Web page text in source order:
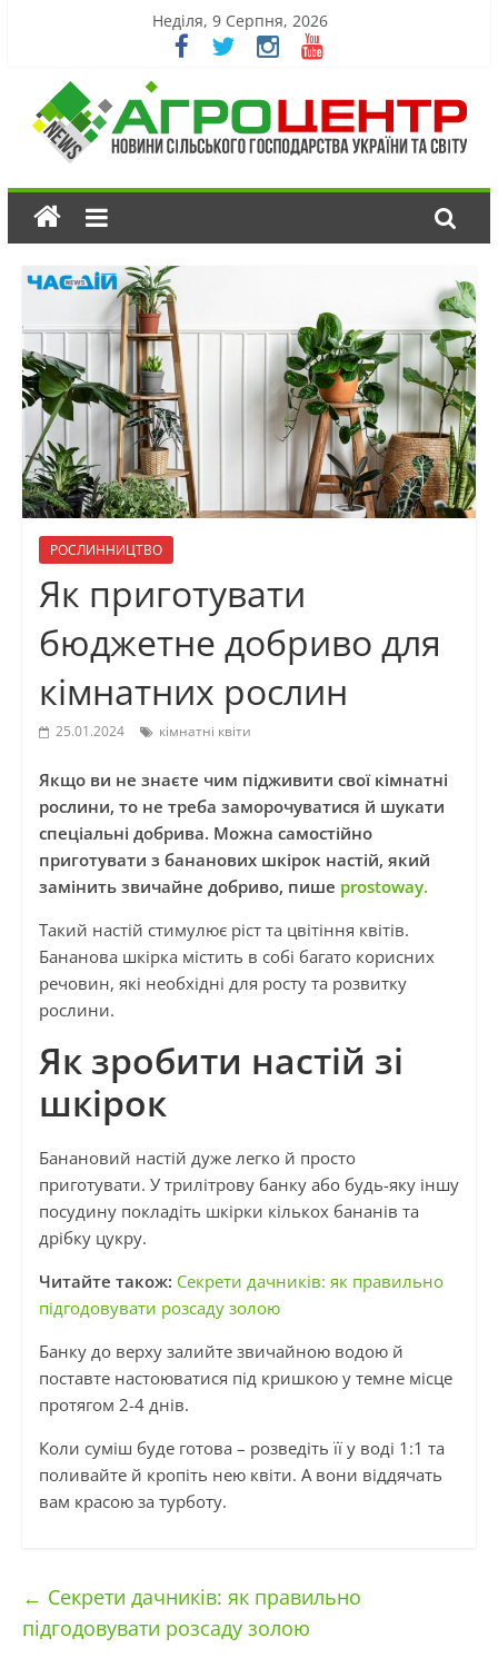
Неділя, 9 Серпня, 2026
РОСЛИННИЦТВО
Як приготувати
бюджетне добриво для
кімнатних рослин
25.01.2024 кімнатні квіти
Якщо ви не знаєте чим підживити свої кімнатні
рослини, то не треба заморочуватися й шукати
спеціальні добрива. Можна самостійно
приготувати з бананових шкірок настій, який
замінить звичайне добриво, пише prostoway.
Такий настій стимулює ріст та цвітіння квітів.
Бананова шкірка містить в собі багато корисних
речовин, які необхідні для росту та розвитку
рослини.
Як зробити настій зі
шкірок
Банановий настій дуже легко й просто
приготувати. У трилітрову банку або будь-яку іншу
посудину покладіть шкірки кількох бананів та
дрібку цукру.
Читайте також: Секрети дачників: як правильно
підгодовувати розсаду золою
Банку до верху залийте звичайною водою й
поставте настоюватися під кришкою у темне місце
протягом 2-4 днів.
Коли суміш буде готова – розведіть її у воді 1:1 та
поливайте й кропіть нею квіти. А вони віддячать
вам красою за турботу.
← Секрети дачників: як правильно
підгодовувати розсаду золою